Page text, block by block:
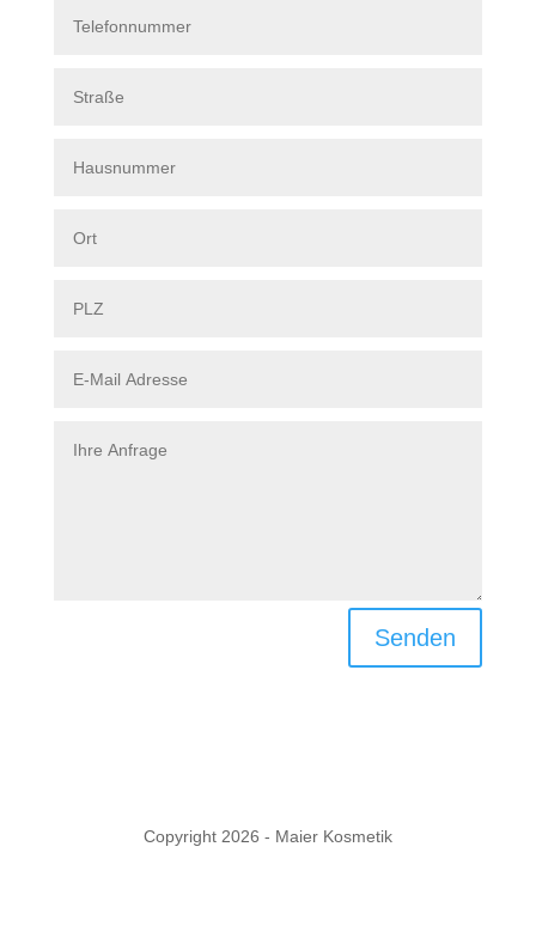
Senden
Copyright 2026 - Maier Kosmetik